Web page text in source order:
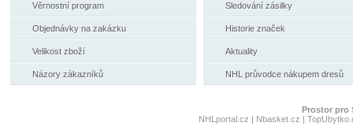
Věrnostní program
Objednávky na zakázku
Velikost zboží
Názory zákazníků
Sledování zásilky
Historie značek
Aktuality
NHL průvodce nákupem dresů
Prostor pro
NHLportal.cz | Nbasket.cz |